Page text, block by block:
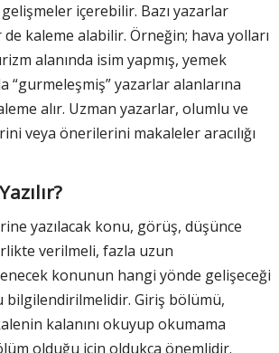
içerebilir. Bazı yazarlar
kaleme alabilir. Örneğin; hava yolları
alanında isim yapmış, yemek
“gurmeleşmiş” yazarlar alanlarına
alır. Uzman yazarlar, olumlu ve
veya önerilerini makaleler aracılığı
yazılacak konu, görüş, düşünce
verilmeli, fazla uzun
konunun hangi yönde gelişeceği
bilgilendirilmelidir. Giriş bölümü,
kalanını okuyup okumama
olduğu için oldukça önemlidir.